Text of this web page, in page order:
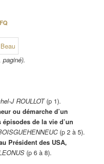
J ROULLOT(p 1).
ou démarche d’un
de la vie d’un
(p 2 à 5).
Président des USA,
(p 6 à 8).